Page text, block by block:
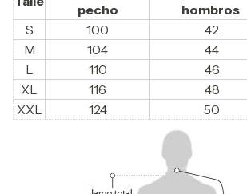
pecho hombros
S
100 42
M
104 44
L
110 46
XL
116 48
XXL
124 50